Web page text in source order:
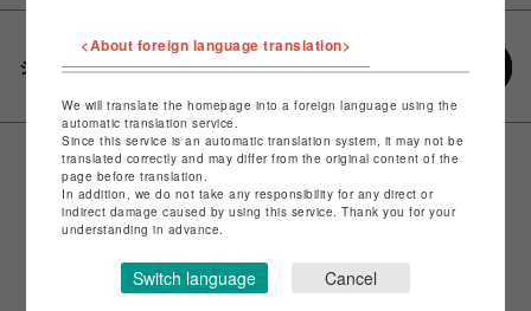
シェアする
<About foreign language translation>
We will translate the homepage into a foreign language using the
automatic translation service.
Since this service is an automatic translation system, it may not be
translated correctly and may differ from the original content of the
page before translation.
In addition, we do not take any responsibility for any direct or
indirect damage caused by using this service. Thank you for your
understanding in advance.
Switch language Cancel